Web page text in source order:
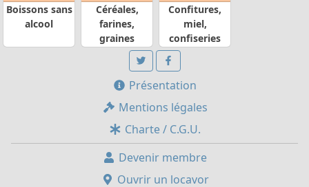
Boissons sans
alcool
Céréales,
farines,
graines
Confitures,
miel,
confiseries
Présentation
Mentions légales
Charte / C.G.U.
Devenir membre
Ouvrir un locavor